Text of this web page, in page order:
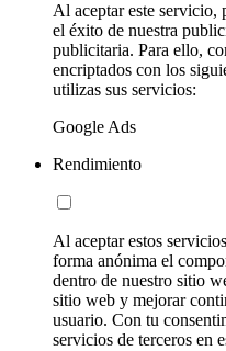
Al aceptar este servicio,
el éxito de nuestra
publicitaria. Para ello,
encriptados con los
utilizas sus servicios:
Google Ads
Rendimiento
Al aceptar estos
forma anónima el
dentro de nuestro sitio
sitio web y mejorar
usuario. Con tu
servicios de terceros en